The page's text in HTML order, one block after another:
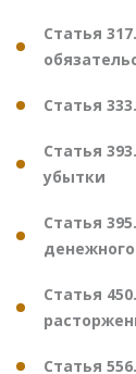
Статья
Статья
Статья
убытки
Статья
Статья
Статья